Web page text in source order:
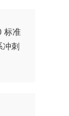
标准
冲刺